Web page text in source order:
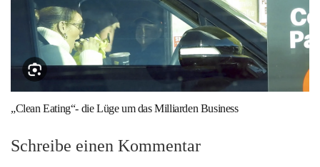
„Clean Eating“- die Lüge um das Milliarden Business
Schreibe einen Kommentar